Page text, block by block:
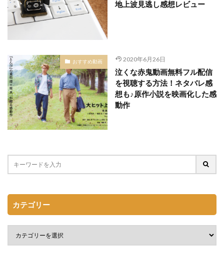
地上波見逃し感想レビュー
おすすめ動画 2020年6月26日
泣くな赤鬼動画無料フル配信
を視聴する方法！ネタバレ感
想も♪原作小説を映画化した感
動作
カテゴリー